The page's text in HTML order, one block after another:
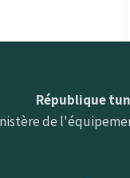
République
de